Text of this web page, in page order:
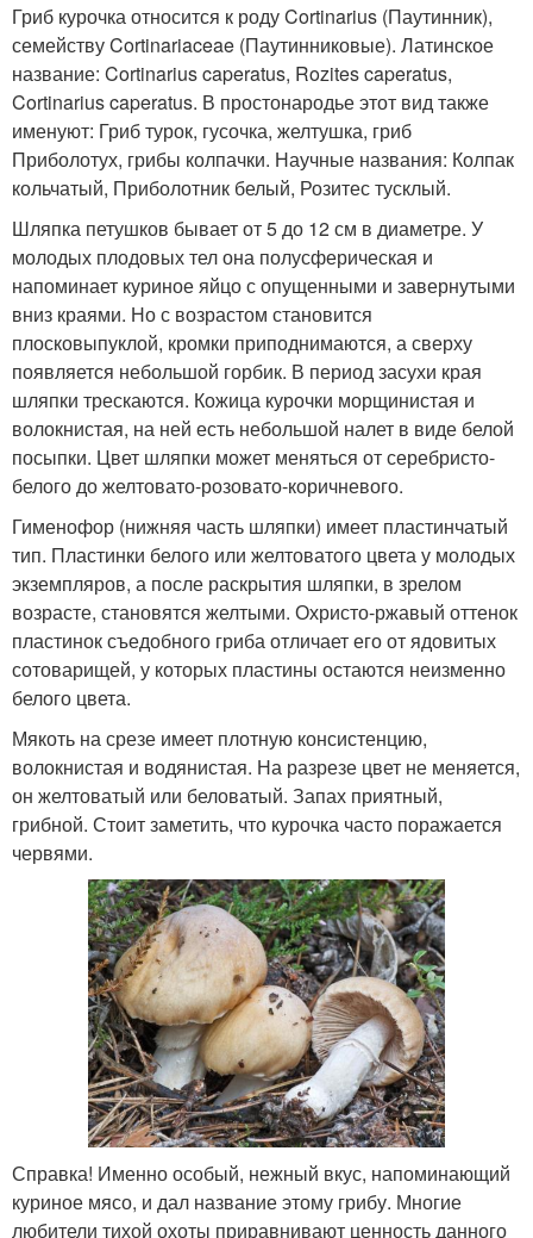
Гриб курочка относится к роду Cortinarius (Паутинник),
семейству Cortinariaceae (Паутинниковые). Латинское
название: Cortinarius caperatus, Rozites caperatus,
Cortinarius caperatus. В простонародье этот вид также
именуют: Гриб турок, гусочка, желтушка, гриб
Приболотух, грибы колпачки. Научные названия: Колпак
кольчатый, Приболотник белый, Розитес тусклый.
Шляпка петушков бывает от 5 до 12 см в диаметре. У
молодых плодовых тел она полусферическая и
напоминает куриное яйцо с опущенными и завернутыми
вниз краями. Но с возрастом становится
плосковыпуклой, кромки приподнимаются, а сверху
появляется небольшой горбик. В период засухи края
шляпки трескаются. Кожица курочки морщинистая и
волокнистая, на ней есть небольшой налет в виде белой
посыпки. Цвет шляпки может меняться от серебристо-
белого до желтовато-розовато-коричневого.
Гименофор (нижняя часть шляпки) имеет пластинчатый
тип. Пластинки белого или желтоватого цвета у молодых
экземпляров, а после раскрытия шляпки, в зрелом
возрасте, становятся желтыми. Охристо-ржавый оттенок
пластинок съедобного гриба отличает его от ядовитых
сотоварищей, у которых пластины остаются неизменно
белого цвета.
Мякоть на срезе имеет плотную консистенцию,
волокнистая и водянистая. На разрезе цвет не меняется,
он желтоватый или беловатый. Запах приятный,
грибной. Стоит заметить, что курочка часто поражается
червями.
Справка! Именно особый, нежный вкус, напоминающий
куриное мясо, и дал название этому грибу. Многие
любители тихой охоты приравнивают ценность данного